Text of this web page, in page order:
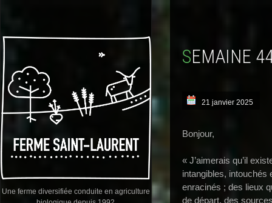
Une ferme diversifiée conduite en agriculture
SEMAINE
21 janvier 2025
Bonjour,
« J’aimerais qu’il
intangibles, intouchés
enracinés ; des lieux
de départ, des